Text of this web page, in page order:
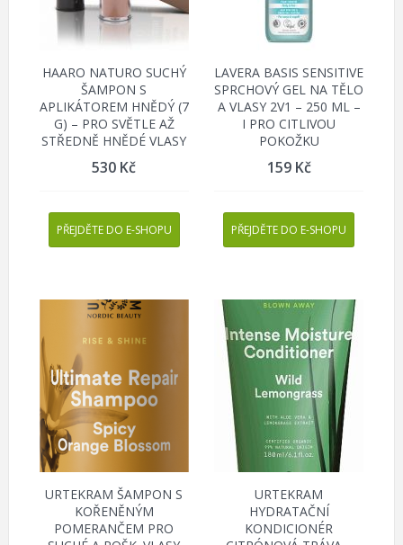
HAARO NATURO SUCHÝ
ŠAMPON S
APLIKÁTOREM HNĚDÝ (7
G) – PRO SVĚTLE AŽ
STŘEDNĚ HNĚDÉ VLASY
530 Kč
PŘEJDĚTE DO E-SHOPU
LAVERA BASIS SENSITIVE
SPRCHOVÝ GEL NA TĚLO
A VLASY 2V1 – 250 ML –
I PRO CITLIVOU
POKOŽKU
159 Kč
PŘEJDĚTE DO E-SHOPU
URTEKRAM ŠAMPON S
KOŘENĚNÝM
POMERANČEM PRO
URTEKRAM
HYDRATAČNÍ
KONDICIONÉR